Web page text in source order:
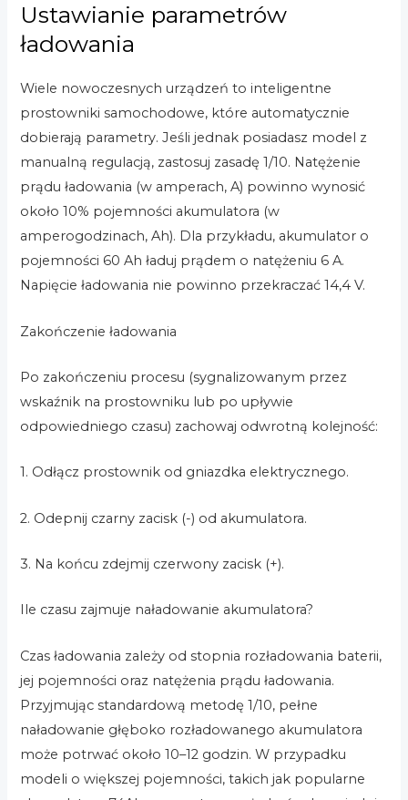
Ustawianie parametrów
ładowania
Wiele nowoczesnych urządzeń to inteligentne
prostowniki samochodowe, które automatycznie
dobierają parametry. Jeśli jednak posiadasz model z
manualną regulacją, zastosuj zasadę 1/10. Natężenie
prądu ładowania (w amperach, A) powinno wynosić
około 10% pojemności akumulatora (w
amperogodzinach, Ah). Dla przykładu, akumulator o
pojemności 60 Ah ładuj prądem o natężeniu 6 A.
Napięcie ładowania nie powinno przekraczać 14,4 V.
Zakończenie ładowania
Po zakończeniu procesu (sygnalizowanym przez
wskaźnik na prostowniku lub po upływie
odpowiedniego czasu) zachowaj odwrotną kolejność:
1. Odłącz prostownik od gniazdka elektrycznego.
2. Odepnij czarny zacisk (-) od akumulatora.
3. Na końcu zdejmij czerwony zacisk (+).
Ile czasu zajmuje naładowanie akumulatora?
Czas ładowania zależy od stopnia rozładowania baterii,
jej pojemności oraz natężenia prądu ładowania.
Przyjmując standardową metodę 1/10, pełne
naładowanie głęboko rozładowanego akumulatora
może potrwać około 10–12 godzin. W przypadku
modeli o większej pojemności, takich jak popularne